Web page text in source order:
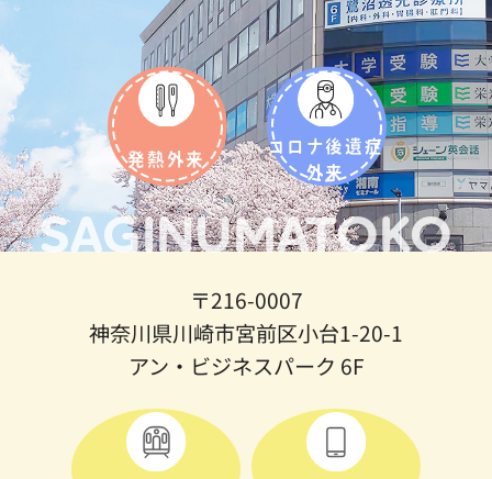
SAGINUMATOKO
発熱外来
コロナ後遺症
外来
〒216-0007
神奈川県川崎市宮前区小台1-20-1
アン・ビジネスパーク 6F